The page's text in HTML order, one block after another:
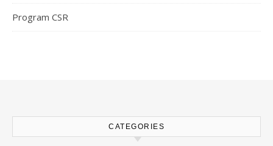
Program CSR
CATEGORIES